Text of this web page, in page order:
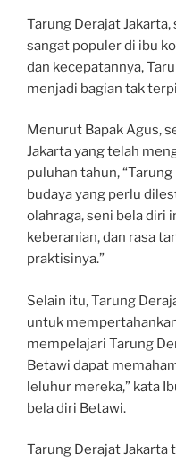
Tarung Derajat
sangat populer di ibu
dan kecepatannya,
menjadi bagian tak
Menurut Bapak Agus,
Jakarta yang telah
puluhan tahun,
budaya yang perlu
olahraga, seni bela diri
keberanian, dan rasa
praktisinya.”
Selain itu, Tarung
untuk
mempelajari Tarung
Betawi dapat
leluhur mereka,” kata
bela diri Betawi.
Tarung Derajat Jakarta